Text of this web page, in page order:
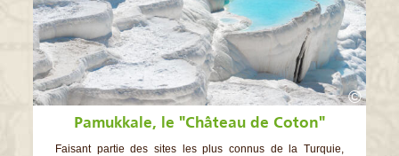
©
Pamukkale, le "Château de Coton"
Faisant partie des sites les plus connus de la Turquie,